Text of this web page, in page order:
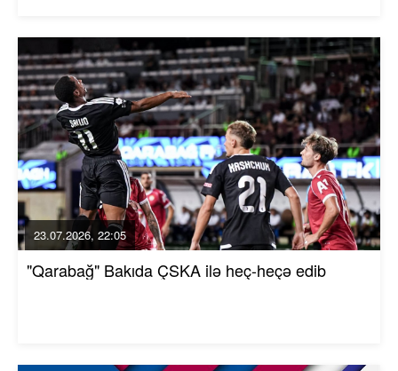
23.07.2026, 22:05
"Qarabağ" Bakıda ÇSKA ilə heç-heçə edib